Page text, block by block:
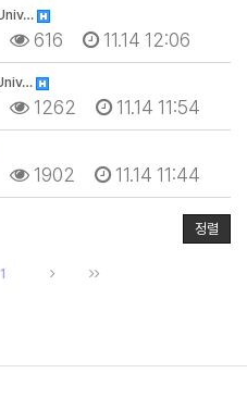
616 11.14 12:06
1262 11.14 11:54
1902 11.14 11:44
정렬
1